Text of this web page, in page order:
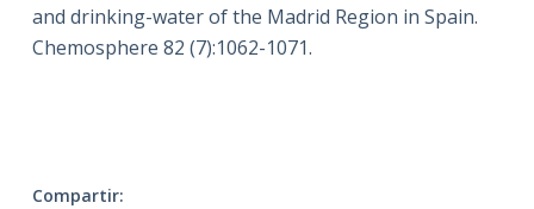
and drinking-water of the Madrid Region in Spain.
Chemosphere 82 (7):1062-1071.
Compartir: